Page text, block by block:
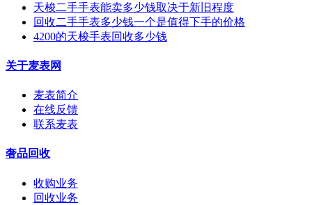
天梭二手手表能卖多少钱取决于新旧程度
回收二手手表多少钱一个是值得下手的价格
4200的天梭手表回收多少钱
关于麦表网
麦表简介
在线反馈
联系麦表
奢品回收
收购业务
回收业务